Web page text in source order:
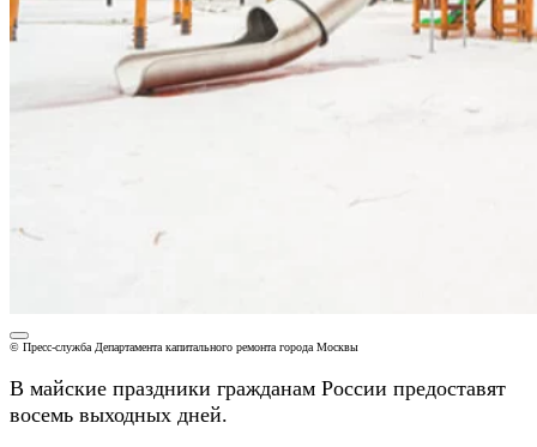
© Пресс-служба Департамента капитального ремонта города Москвы
В майские праздники гражданам России предоставят
восемь выходных дней.